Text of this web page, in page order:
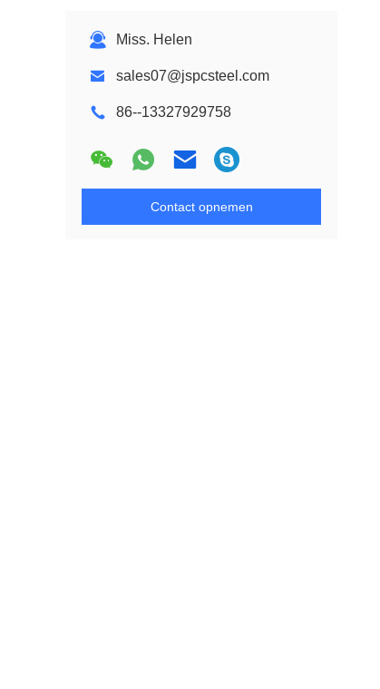
Miss. Helen
sales07@jspcsteel.com
86--13327929758
Contact opnemen